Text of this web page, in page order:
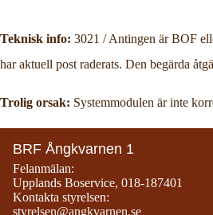
Teknisk info: 3021 / Antingen är BOF
har aktuell post raderats. Den begärda
Trolig orsak: Systemmodulen är inte
BRF Ångkvarnen 1
Felanmälan:
Upplands Boservice, 018-187401
Kontakta styrelsen:
styrelsen@angkvarnen.se